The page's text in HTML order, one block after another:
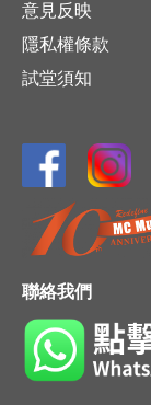
意見反映
隱私權條款
試堂須知
聯絡我們